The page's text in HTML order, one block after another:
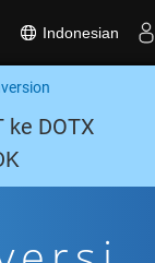
Indonesian
ke DOTX